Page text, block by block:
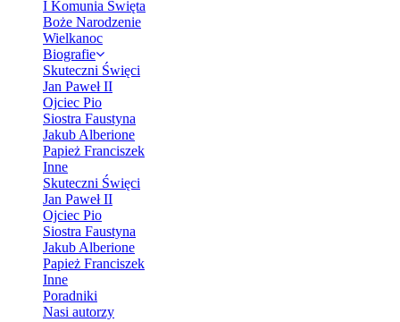
I Komunia Święta
Boże Narodzenie
Wielkanoc
Biografie
Skuteczni Święci
Jan Paweł II
Ojciec Pio
Siostra Faustyna
Jakub Alberione
Papież Franciszek
Inne
Skuteczni Święci
Jan Paweł II
Ojciec Pio
Siostra Faustyna
Jakub Alberione
Papież Franciszek
Inne
Poradniki
Nasi autorzy